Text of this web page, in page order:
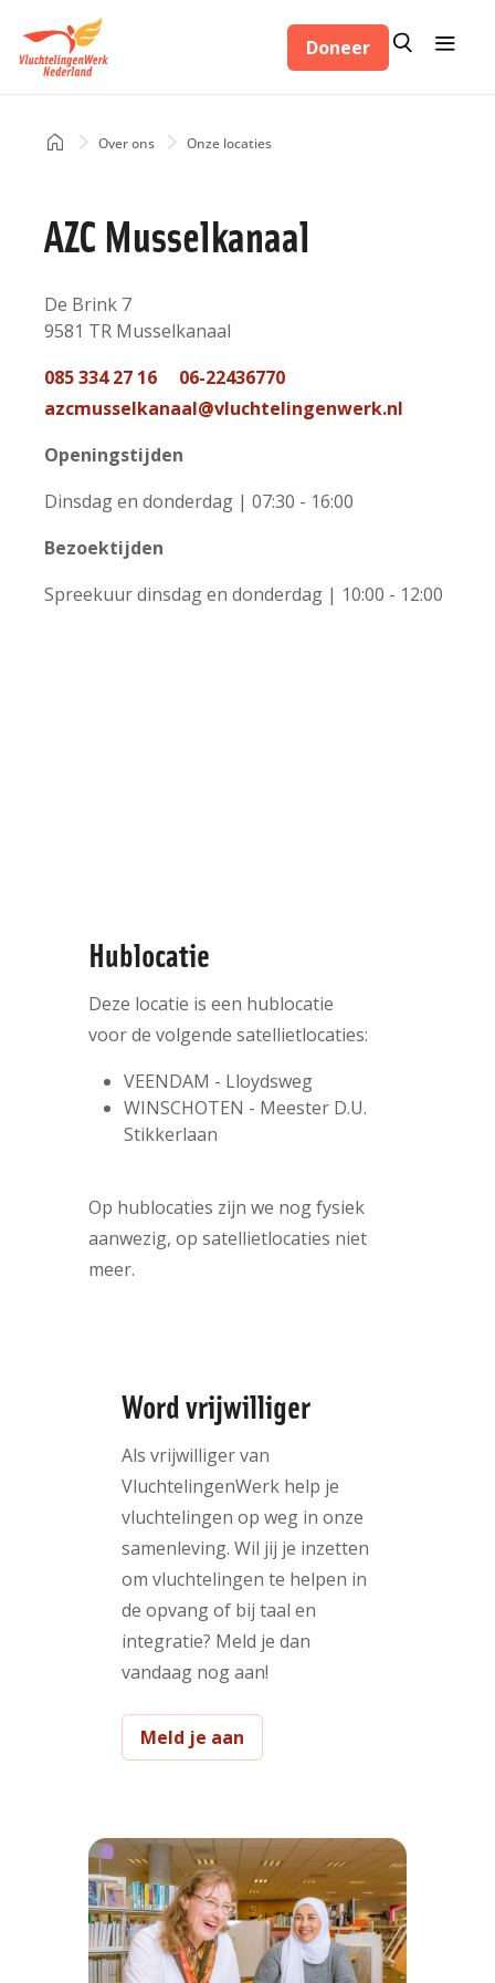
inhoud
Doneer Zoeken
Zoeken
HomeOver ons Onze locaties
AZC Musselkanaal
De Brink 7
9581 TR Musselkanaal
Telefoon
contact
085 334 27 16
06-22436770
Mail
azcmusselkanaal@vluchtelingenwerk.nl
Openingstijden
Dinsdag en donderdag | 07:30 - 16:00
Bezoektijden
Spreekuur dinsdag en donderdag | 10:00 - 12:00
+
−
Hublocatie
Deze locatie is een hublocatie
voor de volgende satellietlocaties:
VEENDAM - Lloydsweg
WINSCHOTEN - Meester D.U.
Stikkerlaan
Op hublocaties zijn we nog fysiek
aanwezig, op satellietlocaties niet
meer.
Word vrijwilliger
Als vrijwilliger van
VluchtelingenWerk help je
vluchtelingen op weg in onze
samenleving. Wil jij je inzetten
om vluchtelingen te helpen in
de opvang of bij taal en
integratie? Meld je dan
vandaag nog aan!
Meld je aan